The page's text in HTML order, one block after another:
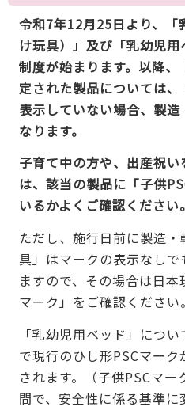
令和7年12月25日より、「
け玩具）」及び「乳幼児
制度が始まります。以降
定された製品については
表示していない場合、製
なります。
子育て中の方や、出産祝
は、該当の製品に「子供
いるかよくご確認ください。
ただし、施行日前に製造
具」はマークの表示なし
ますので、その場合は日
マーク」をご確認ください。
「乳幼児用ベッド」につ
で現行のひし形PSCマー
されます。（子供PSCマ
間で、安全性に係る基準に